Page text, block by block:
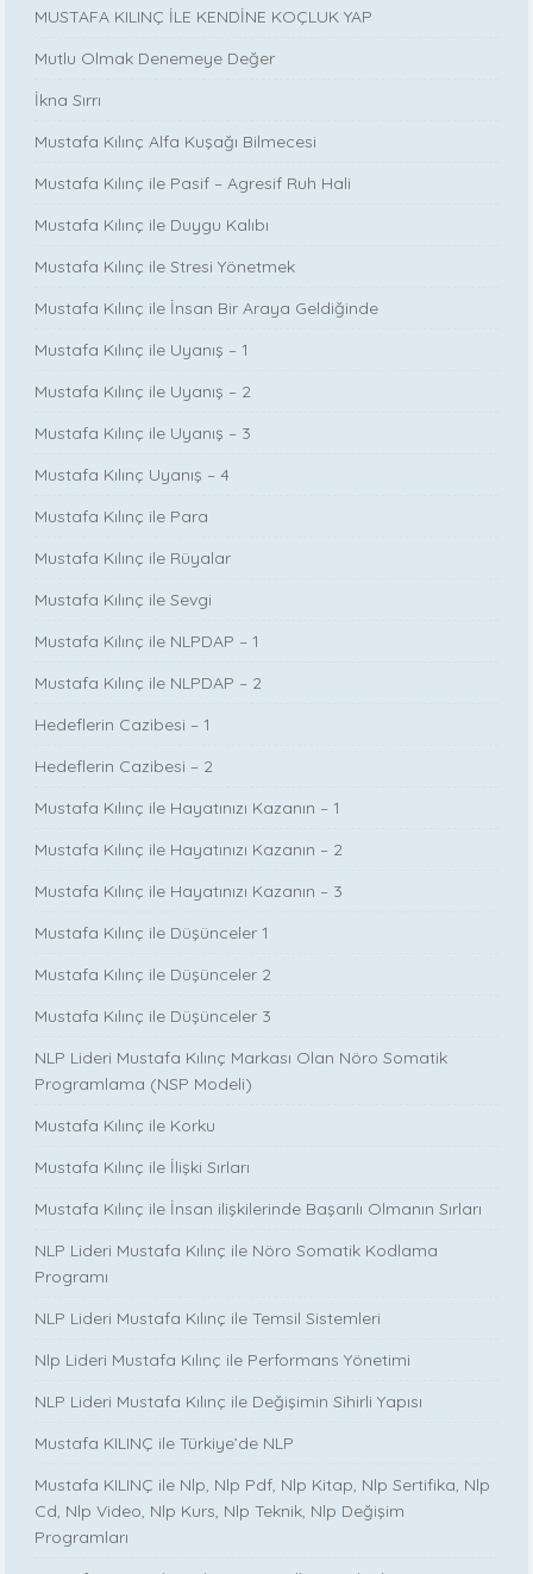
MUSTAFA KILINÇ İLE KENDİNE KOÇLUK YAP
Mutlu Olmak Denemeye Değer
İkna Sırrı
Mustafa Kılınç Alfa Kuşağı Bilmecesi
Mustafa Kılınç ile Pasif – Agresif Ruh Hali
Mustafa Kılınç ile Duygu Kalıbı
Mustafa Kılınç ile Stresi Yönetmek
Mustafa Kılınç ile İnsan Bir Araya Geldiğinde
Mustafa Kılınç ile Uyanış – 1
Mustafa Kılınç ile Uyanış – 2
Mustafa Kılınç ile Uyanış – 3
Mustafa Kılınç Uyanış – 4
Mustafa Kılınç ile Para
Mustafa Kılınç ile Rüyalar
Mustafa Kılınç ile Sevgi
Mustafa Kılınç ile NLPDAP – 1
Mustafa Kılınç ile NLPDAP – 2
Hedeflerin Cazibesi – 1
Hedeflerin Cazibesi – 2
Mustafa Kılınç ile Hayatınızı Kazanın – 1
Mustafa Kılınç ile Hayatınızı Kazanın – 2
Mustafa Kılınç ile Hayatınızı Kazanın – 3
Mustafa Kılınç ile Düşünceler 1
Mustafa Kılınç ile Düşünceler 2
Mustafa Kılınç ile Düşünceler 3
NLP Lideri Mustafa Kılınç Markası Olan Nöro Somatik
Programlama (NSP Modeli)
Mustafa Kılınç ile Korku
Mustafa Kılınç ile İlişki Sırları
Mustafa Kılınç ile İnsan ilişkilerinde Başarılı Olmanın Sırları
NLP Lideri Mustafa Kılınç ile Nöro Somatik Kodlama
Programı
NLP Lideri Mustafa Kılınç ile Temsil Sistemleri
Nlp Lideri Mustafa Kılınç ile Performans Yönetimi
NLP Lideri Mustafa Kılınç ile Değişimin Sihirli Yapısı
Mustafa KILINÇ ile Türkiye’de NLP
Mustafa KILINÇ ile Nlp, Nlp Pdf, Nlp Kitap, Nlp Sertifika, Nlp
Cd, Nlp Video, Nlp Kurs, Nlp Teknik, Nlp Değişim
Programları